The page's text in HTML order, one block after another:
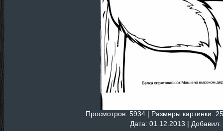
Просмотров: 5934 | Размеры картинки:
Дата: 01.12.2013 | Добавил: